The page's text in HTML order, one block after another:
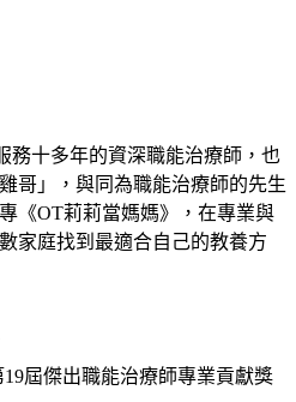
務十多年的資深職能治療師，也
哥」，與同為職能治療師的先生
《OT莉莉當媽媽》，在專業與
家庭找到最適合自己的教養方
屆傑出職能治療師專業貢獻獎